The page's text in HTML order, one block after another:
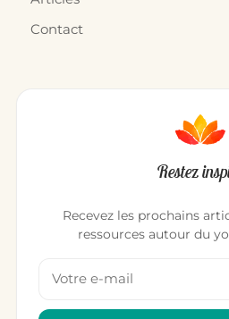
Contact
Restez
Recevez les prochains
ressources autour du